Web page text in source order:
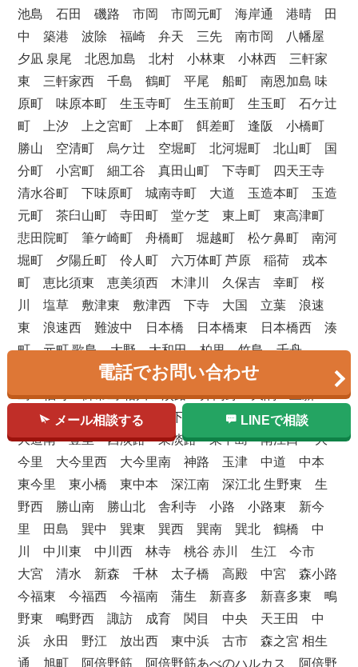
池島 石田 磯路 市岡 市岡元町 海岸通 港晴 田
中 築港 波除 福崎 弁天 三先 南市岡 八幡屋
夕凪 泉尾 北恩加島 北村 小林東 小林西 三軒家
東 三軒家西 千島 鶴町 平尾 船町 南恩加島 味
原町 味原本町 生玉寺町 生玉前町 生玉町 石ケ辻
町 上汐 上之宮町 上本町 餌差町 逢阪 小橋町
勝山 空清町 烏ケ辻 空堀町 北河堀町 北山町 国
分町 小宮町 細工谷 真田山町 下寺町 四天王寺
清水谷町 下味原町 城南寺町 大道 玉造本町 玉造
元町 茶臼山町 寺田町 堂ケ芝 東上町 東高津町
悲田院町 筆ケ崎町 舟橋町 堀越町 松ケ鼻町 南河
堀町 夕陽丘町 伶人町 六万体町 芦原 稲荷 戎本
町 恵比須東 恵美須西 木津川 久保吉 幸町 桜
川 塩草 敷津東 敷津西 下寺 大国 立葉 浪速
東 浪速西 難波中 日本橋 日本橋東 日本橋西 湊
町 元町 歌島 大野 大和田 柏里 竹島 千舟
佃 出来島 中島 西島 野里 花川 姫里 姫島 百
島 福町 御幣島 相川 淡路 井高野 大隅 上新
庄 北江口 柴島 小松 下新庄 瑞光 菅原 大桐
大道南 豊里 西淡路 東淡路 東中島 南江口 大
今里 大今里西 大今里南 神路 玉津 中道 中本
東今里 東小橋 東中本 深江南 深江北 生野東 生
野西 勝山南 勝山北 舎利寺 小路 小路東 新今
里 田島 巽中 巽東 巽西 巽南 巽北 鶴橋 中
川 中川東 中川西 林寺 桃谷 赤川 生江 今市
大宮 清水 新森 千林 太子橋 高殿 中宮 森小路
今福東 今福西 今福南 蒲生 新喜多 新喜多東 鴫
野東 鴫野西 諏訪 成育 関目 中央 天王田 中
浜 永田 野江 放出西 東中浜 古市 森之宮 相生
通 旭町 阿倍野筋 阿倍野筋あべのハルカス 阿倍野
電話でお問い合わせ
メール相談する LINEで相談